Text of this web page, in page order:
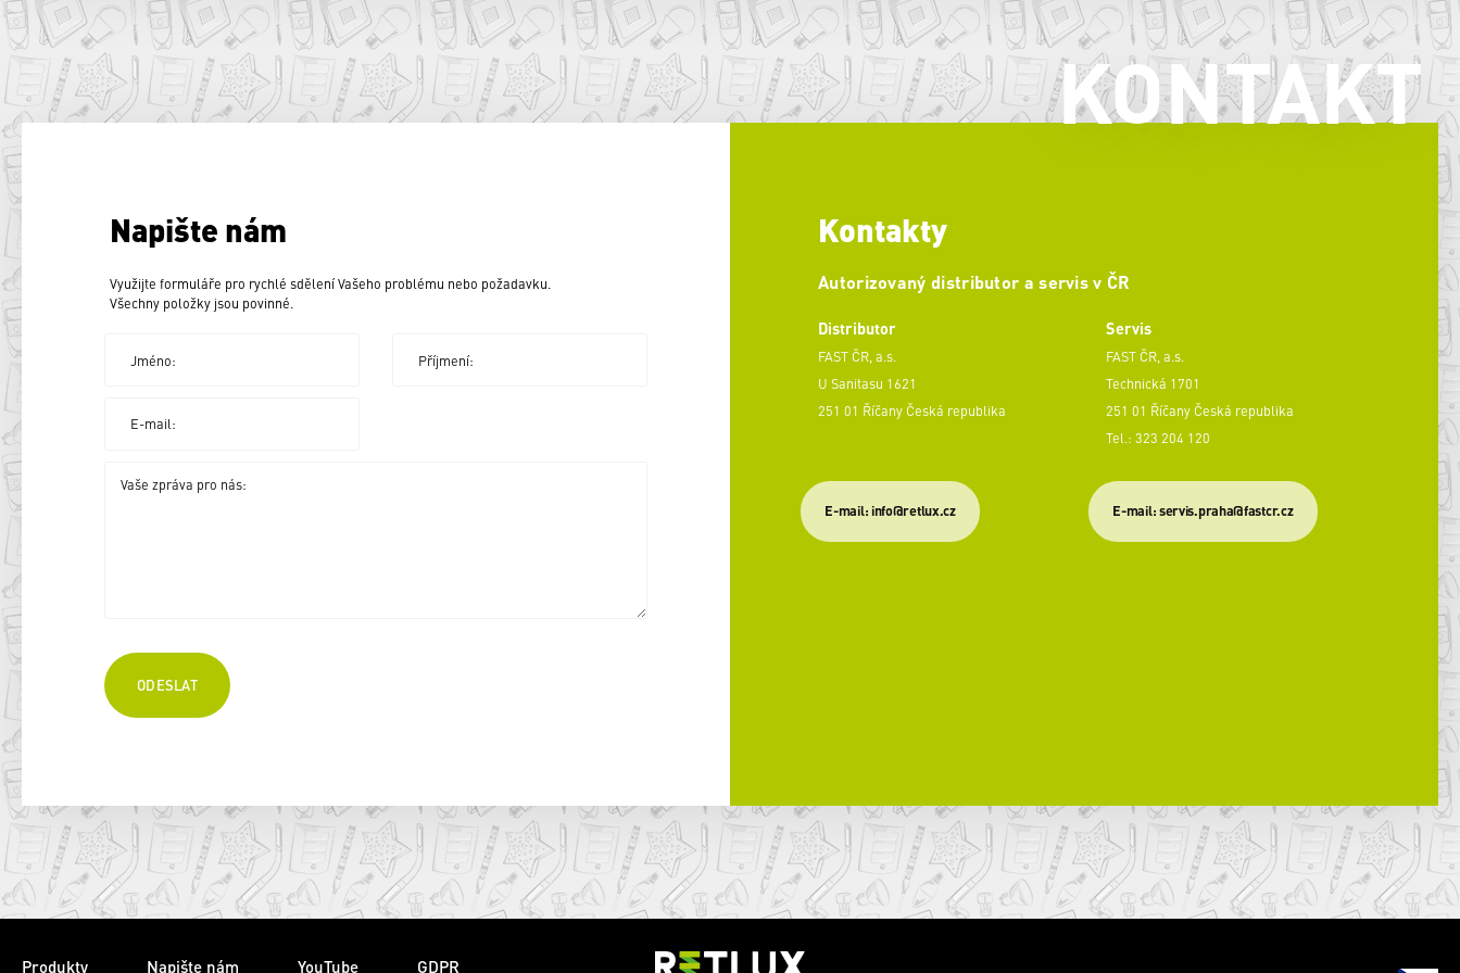
KONTAKT
Napište nám
Využijte formuláře pro rychlé sdělení Vašeho problému nebo požadavku.
Všechny položky jsou povinné.
Kontakty
Autorizovaný distributor a servis v ČR
Distributor
FAST ČR, a.s.
U Sanitasu 1621
251 01 Říčany Česká republika
E-mail: info@retlux.cz
Servis
FAST ČR, a.s.
Technická 1701
251 01 Říčany Česká republika
Tel.: 323 204 120
​E-mail: servis.praha@fastcr.cz
Produkty Napište nám YouTube GDPR